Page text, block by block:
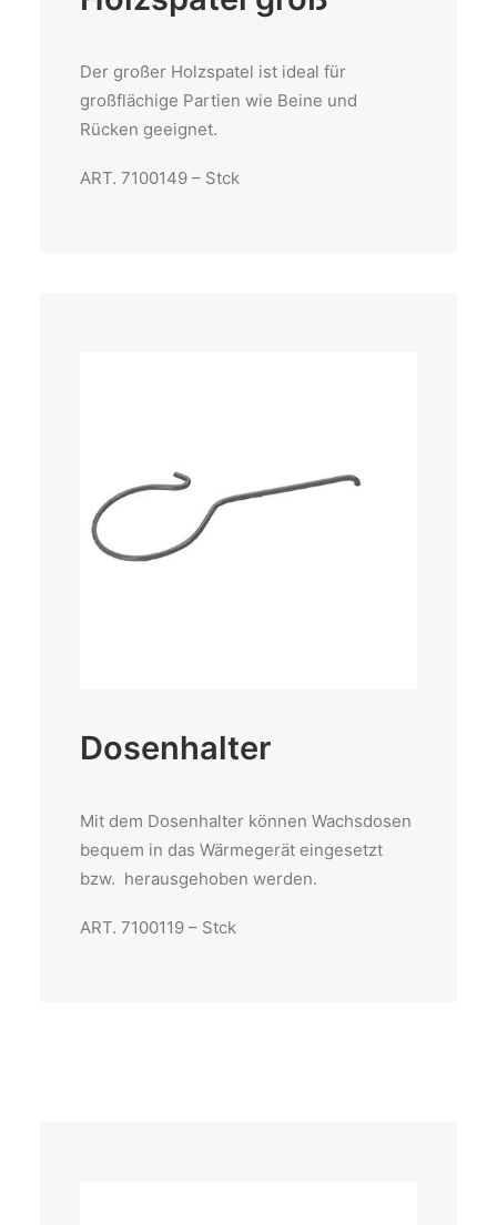
Der großer Holzspatel ist ideal für
großflächige Partien wie Beine und
Rücken geeignet.
ART. 7100149 – Stck
Dosenhalter
Mit dem Dosenhalter können Wachsdosen
bequem in das Wärmegerät eingesetzt
bzw. herausgehoben werden.
ART. 7100119 – Stck